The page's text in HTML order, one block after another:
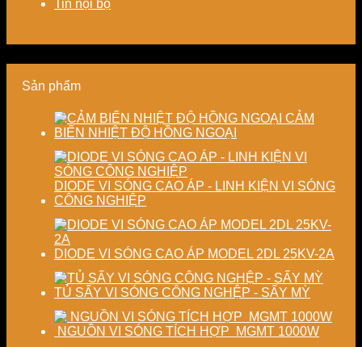
thành
sản
năng
chất
lượng
phẩm
kiệm
lượng
định
lượng
sấy
nghiệp
Tin nội bộ
Sản phẩm
CẢM
BIẾN NHIỆT ĐỘ HỒNG NGOẠI
DIODE VI SÓNG CAO ÁP - LINH KIỆN VI SÓNG
CÔNG NGHIỆP
DIODE VI SÓNG CAO ÁP MODEL 2DL 25KV-2A
TỦ SẤY VI SÓNG CÔNG NGHỆP - SẤY MỲ
NGUỒN VI SÓNG TÍCH HỢP MGMT 1000W